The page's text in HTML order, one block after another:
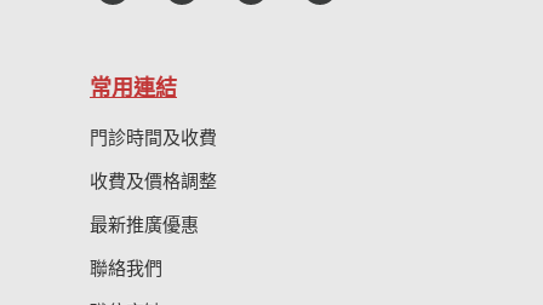
常用連結
門診時間及收費
收費及價格調整
最新推廣優惠
聯絡我們